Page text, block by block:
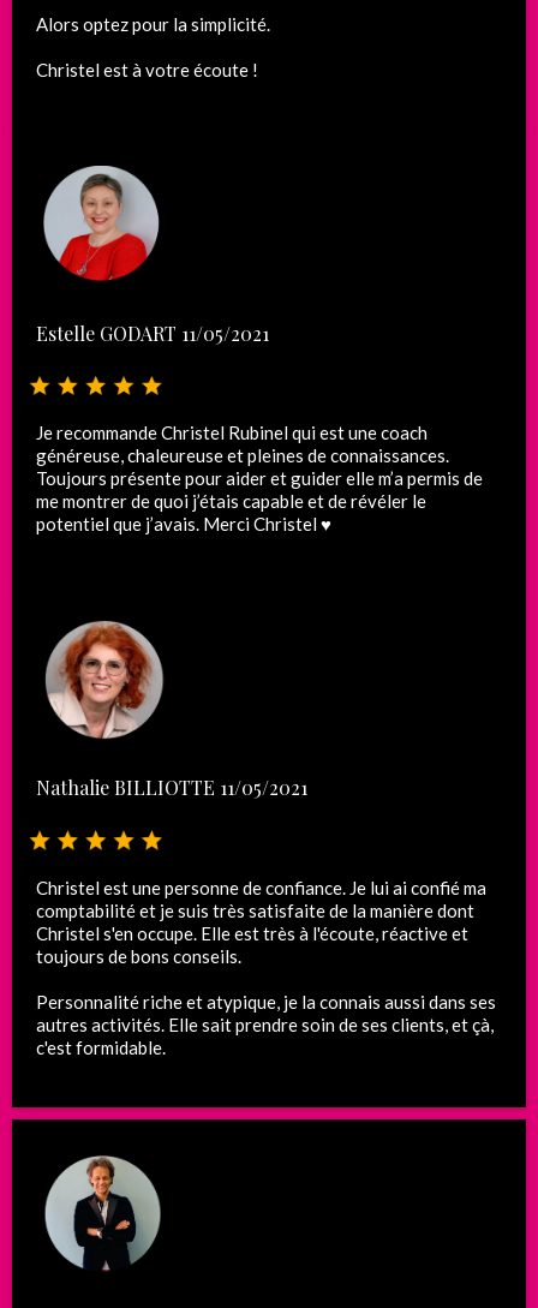
Alors optez pour la simplicité.
Christel est à votre écoute !
Estelle GODART 11/05/2021
Je recommande Christel Rubinel qui est une coach
généreuse, chaleureuse et pleines de connaissances.
Toujours présente pour aider et guider elle m’a permis de
me montrer de quoi j’étais capable et de révéler le
potentiel que j’avais. Merci Christel ♥️
Nathalie BILLIOTTE 11/05/2021
Christel est une personne de confiance. Je lui ai confié ma
comptabilité et je suis très satisfaite de la manière dont
Christel s'en occupe. Elle est très à l'écoute, réactive et
toujours de bons conseils.
Personnalité riche et atypique, je la connais aussi dans ses
autres activités. Elle sait prendre soin de ses clients, et çà,
c'est formidable.